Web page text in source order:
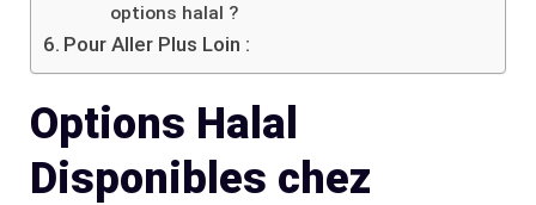
options halal ?
Pour Aller Plus Loin :
Options Halal
Disponibles chez